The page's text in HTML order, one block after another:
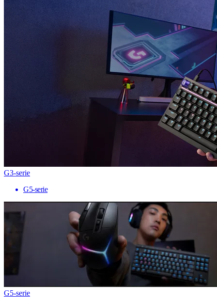
G3-serie
G5-serie
G5-serie